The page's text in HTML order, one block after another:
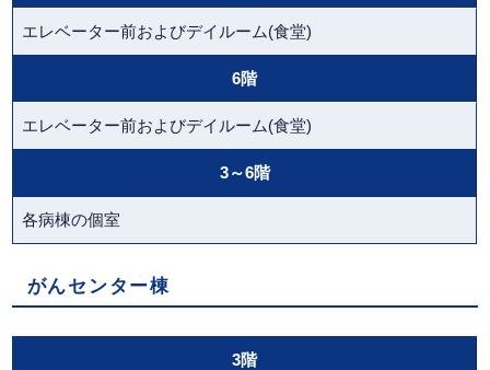
エレベーター前およびデイルーム(食堂)
6階
エレベーター前およびデイルーム(食堂)
3～6階
各病棟の個室
がんセンター棟
3階